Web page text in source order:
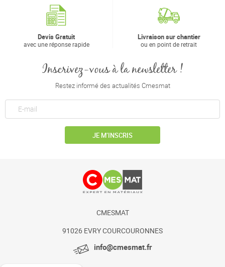
Devis Gratuit
avec une réponse rapide
Livraison sur chantier
ou en point de retrait
Inscrivez-vous à la newsletter !
Restez informé des actualités Cmesmat
JE M’INSCRIS
CMESMAT
91026 EVRY COURCOURONNES
info@cmesmat.fr